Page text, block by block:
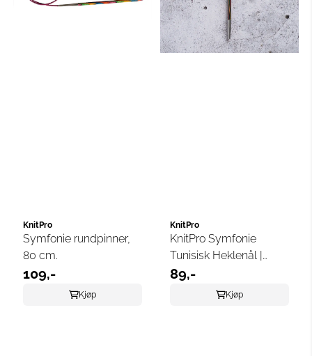
KnitPro
Symfonie rundpinner,
80 cm.
109,-
Kjøp
KnitPro
KnitPro Symfonie
Tunisisk Heklenål |
Fargerik
Kvalitetsheklenål i Tre
89,-
Kjøp